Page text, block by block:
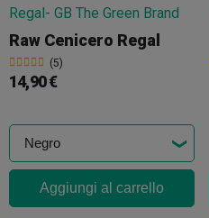
Raw Cenicero Regal
(5)
14,90 €
Aggiungi al carrello